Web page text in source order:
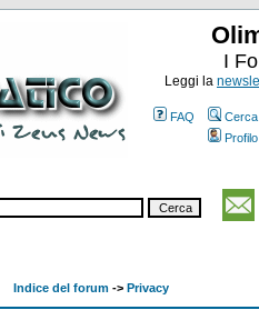
I
Leggi la
FAQ
Cerca
Profilo
Indice del forum -> Privacy